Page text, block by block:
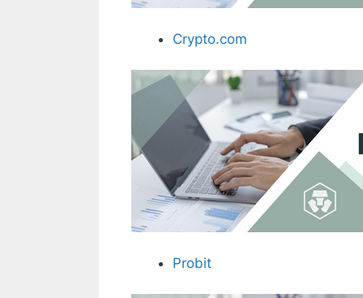
Crypto.com
Probit